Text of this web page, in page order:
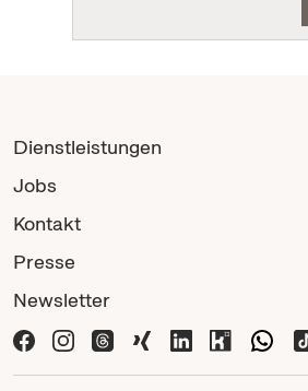
Dienstleistungen
Jobs
Kontakt
Presse
Newsletter